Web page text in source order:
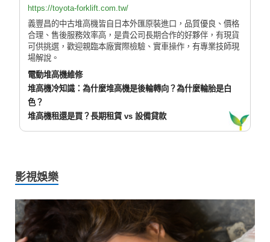
https://toyota-forklift.com.tw/
義豐昌的中古堆高機皆自日本外匯原裝進口，品質優良、價格
合理、售後服務效率高，是貴公司長期合作的好夥伴，有現貨
可供挑選，歡迎親臨本廠實際檢驗、實車操作，有專業技師現
場解說。
電動堆高機維修
堆高機冷知識：為什麼堆高機是後輪轉向？為什麼輪胎是白
色？
堆高機租還是買？長期租賃 vs 設備貸款
影視娛樂